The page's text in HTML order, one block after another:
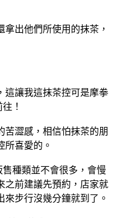
出他們所使用的抹茶，
這讓我這抹茶控可是摩拳
！
苦澀感，相信怕抹茶的朋
所喜愛的。
種類並不會很多，會慢
之前建議先預約，店家就
步行沒幾分鐘就到了。